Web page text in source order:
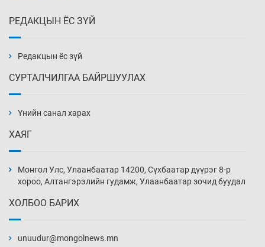
15 цаг 35 мин
16 цаг 5 мин
16 цаг 35 мин
хэмжээг шинэчлэн тогтоох нь
РЕДАКЦЫН ЁС ЗҮЙ
Редакцын ёс зүй
СУРТАЛЧИЛГАА БАЙРШУУЛАХ
Үнийн санал харах
ХАЯГ
Монгол Улс, Улаанбаатар 14200, Сүхбаатар дүүрэг 8-р
хороо, Алтангэрэлийн гудамж, Улаанбаатар зочид буудал
ХОЛБОО БАРИХ
unuudur@mongolnews.mn